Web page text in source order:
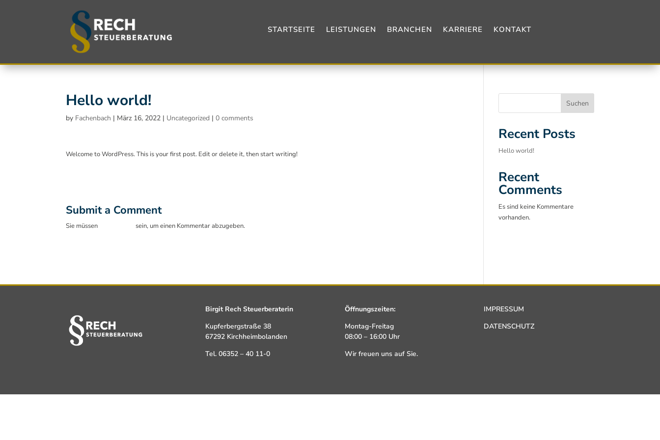
STARTSEITE LEISTUNGEN BRANCHEN KARRIERE KONTAKT
Hello world!
by Fachenbach | März 16, 2022 | Uncategorized |0 comments
Welcome to WordPress. This is your first post. Edit or delete it, then start writing!
Submit a Comment
Sie müssen sein, um einen Kommentar abzugeben.
Suchen
Recent Posts
Hello world!
Recent
Comments
Es sind keine Kommentare
vorhanden.
Birgit Rech Steuerberaterin
Kupferbergstraße 38
67292 Kirchheimbolanden
Tel. 06352 – 40 11-0
Öffnungszeiten:
Montag-Freitag
08:00 – 16:00 Uhr
Wir freuen uns auf Sie.
IMPRESSUM
DATENSCHUTZ